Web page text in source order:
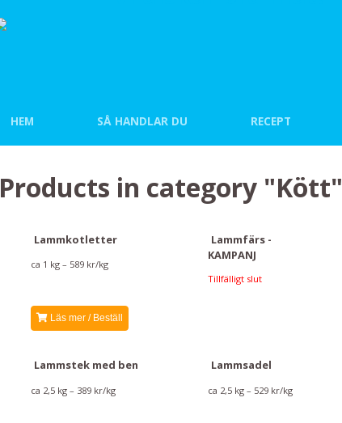
HEM SÅ HANDLAR DU RECEPT
Products in category "Kött"
Lammkotletter
ca 1 kg – 589 kr/kg
Läs mer / Beställ
Lammfärs -
KAMPANJ
Tillfälligt slut
Lammstek med ben
ca 2,5 kg – 389 kr/kg
Lammsadel
ca 2,5 kg – 529 kr/kg